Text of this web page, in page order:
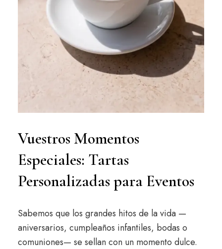
Vuestros Momentos
Especiales: Tartas
Personalizadas para Eventos
Sabemos que los grandes hitos de la vida —
aniversarios, cumpleaños infantiles, bodas o
comuniones— se sellan con un momento dulce.